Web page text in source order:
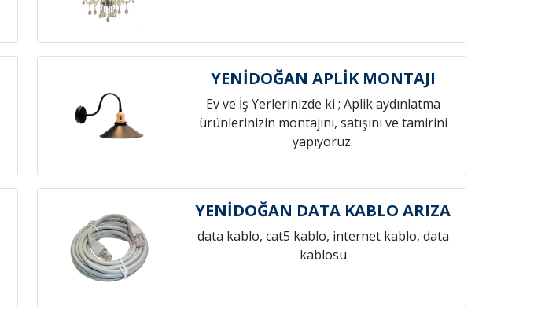
YENİDOĞAN APLİK MONTAJI
Ev ve İş Yerlerinizde ki ; Aplik aydınlatma
ürünlerinizin montajını, satışını ve tamirini
yapıyoruz.
YENİDOĞAN DATA KABLO ARIZA
data kablo, cat5 kablo, internet kablo, data
kablosu